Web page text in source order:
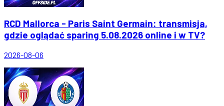
RCD Mallorca - Paris Saint Germain: transmisja,
gdzie oglądać sparing 5.08.2026 online i w TV?
2026-08-06